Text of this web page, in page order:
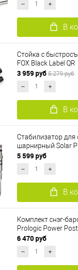
В
Стойка с
FOX Black Label QR
3 959 руб 5 279 руб
В
Стабилизатор для
шарнирный Solar
5 599 руб
В
Комплект снэг-
Prologic Power
6 470 руб